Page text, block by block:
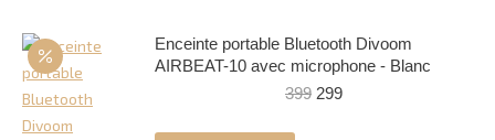
Enceinte portable Bluetooth Divoom
AIRBEAT-10 avec microphone - Blanc
399 Le
299Le